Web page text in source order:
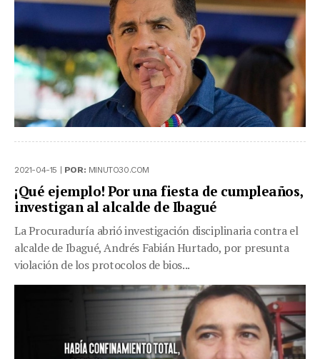
2021-04-15 | POR: MINUTO30.COM
¡Qué ejemplo! Por una fiesta de cumpleaños,
investigan al alcalde de Ibagué
La Procuraduría abrió investigación disciplinaria contra el
alcalde de Ibagué, Andrés Fabián Hurtado, por presunta
violación de los protocolos de bios...